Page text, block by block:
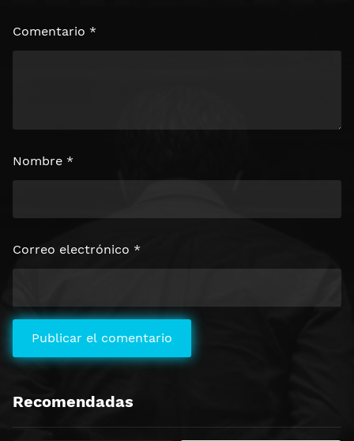
Comentario *
Nombre *
Correo electrónico *
Recomendadas